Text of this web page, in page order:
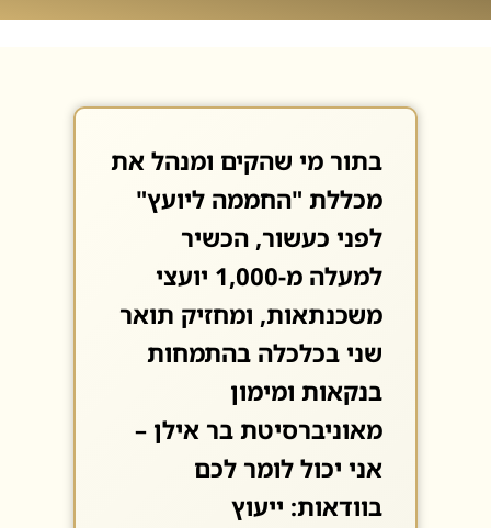
בתור מי שהקים ומנהל את
מכללת "החממה ליועץ"
לפני כעשור, הכשיר
למעלה מ-1,000 יועצי
משכנתאות, ומחזיק תואר
שני בכלכלה בהתמחות
בנקאות ומימון
מאוניברסיטת בר אילן –
אני יכול לומר לכם
בוודאות: ייעוץ